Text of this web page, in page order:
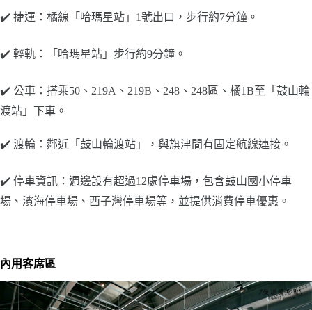
✔️ 捷運：​橘線「哈瑪星站」1號出口，步行約7分鐘​。
✔️ 輕軌：​「哈瑪星站」步行約9分鐘​。
✔️ 公車：​搭乘50、219A、219B、248、248區、橘1B至「鼓山輪
渡站」下車​。
✔️ 渡輪：​鄰近「鼓山輪渡站」，與旗津間有固定航線連接​。
✔️ 停車資訊：週邊設有超過12處停車場，包含鼓山國小停車
場、濱海停車場、西子灣停車場等，並提供消費停車優惠。
內用客席區